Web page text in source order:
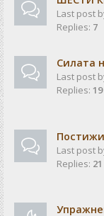
Last post
Replies: 7
Силата
Last post
Replies: 19
Last post
Replies: 21